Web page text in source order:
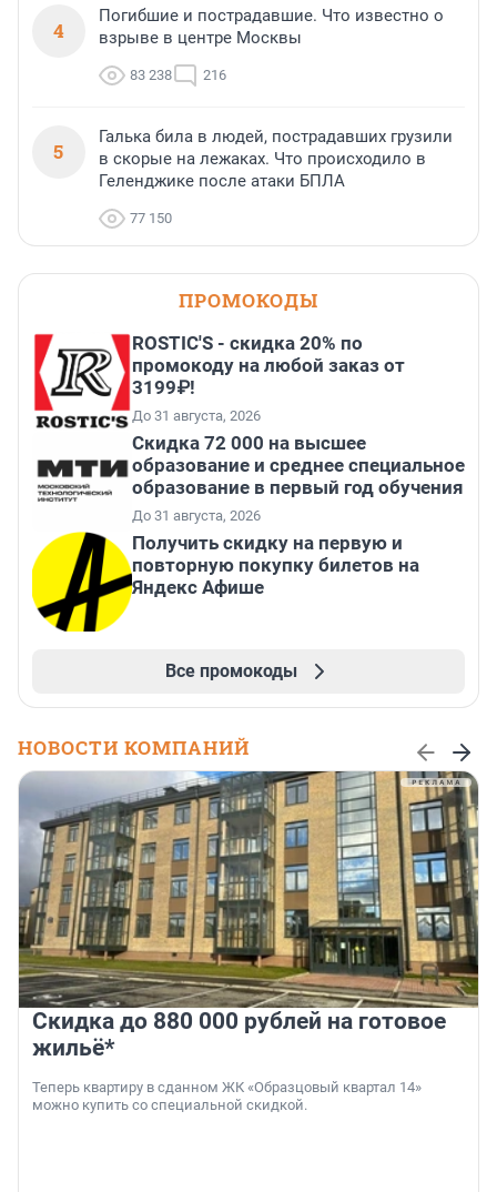
4
Погибшие и пострадавшие. Что известно о
взрыве в центре Москвы
83 238 216
5
Галька била в людей, пострадавших грузили
в скорые на лежаках. Что происходило в
Геленджике после атаки БПЛА
77 150
ПРОМОКОДЫ
ROSTIC'S - скидка 20% по
промокоду на любой заказ от
3199₽!
До 31 августа, 2026
Скидка 72 000 на высшее
образование и среднее специальное
образование в первый год обучения
До 31 августа, 2026
Получить скидку на первую и
повторную покупку билетов на
Яндекс Афише
Все промокоды
НОВОСТИ КОМПАНИЙ
Скидка до 880 000 рублей на готовое
жильё*
Теперь квартиру в сданном ЖК «Образцовый квартал 14»
можно купить со специальной скидкой.